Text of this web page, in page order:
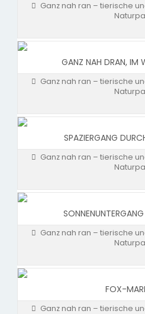
Ganz nah ran – tierische
GANZ NAH DRAN, IM
Ganz nah ran – tierische
SPAZIERGANG
Ganz nah ran – tierische
Ganz nah ran – tierische
FOX-
Ganz nah ran – tierische